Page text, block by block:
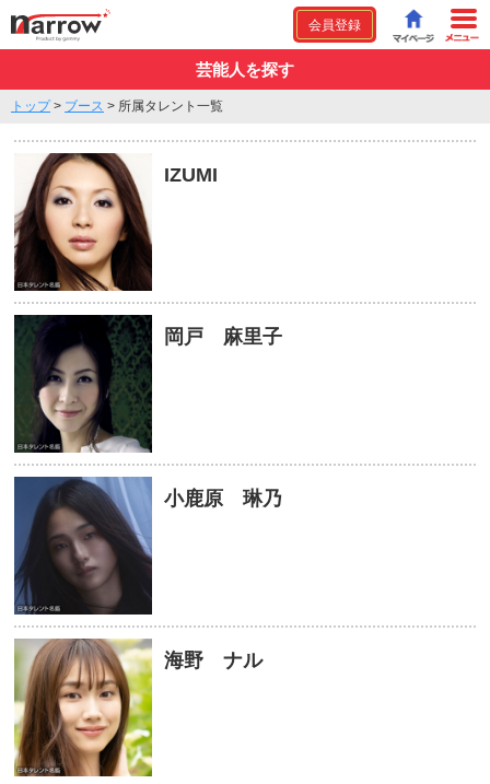
会員登録
芸能人を探す
トップ> ブース > 所属タレント一覧
IZUMI
岡戸 麻里子
小鹿原 琳乃
海野 ナル